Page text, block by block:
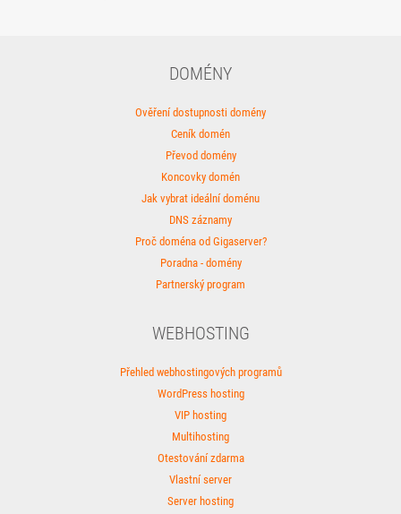
DOMÉNY
Ověření dostupnosti domény
Ceník domén
Převod domény
Koncovky domén
Jak vybrat ideální doménu
DNS záznamy
Proč doména od Gigaserver?
Poradna - domény
Partnerský program
WEBHOSTING
Přehled webhostingových programů
WordPress hosting
VIP hosting
Multihosting
Otestování zdarma
Vlastní server
Server hosting